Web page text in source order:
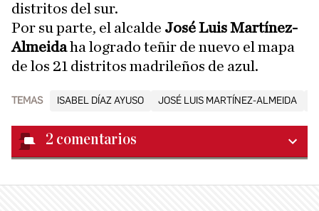
distritos del sur.
Por su parte, el alcalde José Luis Martínez-
Almeidaha logrado teñir de nuevo el mapa
de los 21 distritos madrileños de azul.
TEMAS ISABEL DÍAZ AYUSO JOSÉ LUIS MARTÍNEZ-ALMEIDA
2 comentarios